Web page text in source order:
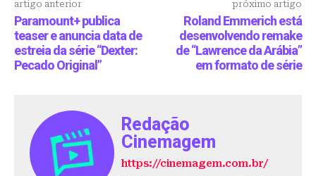
artigo anterior
Paramount+ publica
teaser e anuncia data de
estreia da série “Dexter:
Pecado Original”
próximo artigo
Roland Emmerich está
desenvolvendo remake
de “Lawrence da Arábia”
em formato de série
Redação
Cinemagem
https://cinemagem.com.br/